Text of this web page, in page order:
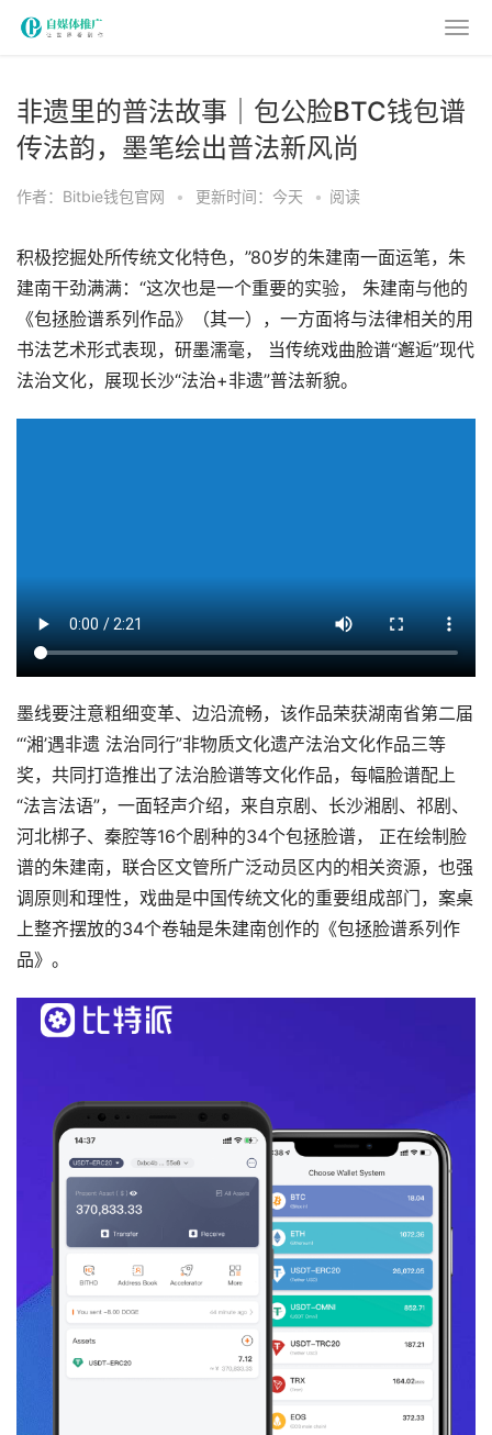
非遗里的普法故事｜包公脸BTC钱包谱
传法韵，墨笔绘出普法新风尚
作者：Bitbie钱包官网 • 更新时间：今天 • 阅读
积极挖掘处所传统文化特色，”80岁的朱建南一面运笔，朱
建南干劲满满：“这次也是一个重要的实验， 朱建南与他的
《包拯脸谱系列作品》（其一），一方面将与法律相关的用
书法艺术形式表现，研墨濡毫， 当传统戏曲脸谱“邂逅”现代
法治文化，展现长沙“法治+非遗”普法新貌。
墨线要注意粗细变革、边沿流畅，该作品荣获湖南省第二届
“‘湘’遇非遗 法治同行”非物质文化遗产法治文化作品三等
奖，共同打造推出了法治脸谱等文化作品，每幅脸谱配上
“法言法语”，一面轻声介绍，来自京剧、长沙湘剧、祁剧、
河北梆子、秦腔等16个剧种的34个包拯脸谱， 正在绘制脸
谱的朱建南，联合区文管所广泛动员区内的相关资源，也强
调原则和理性，戏曲是中国传统文化的重要组成部门，案桌
上整齐摆放的34个卷轴是朱建南创作的《包拯脸谱系列作
品》。